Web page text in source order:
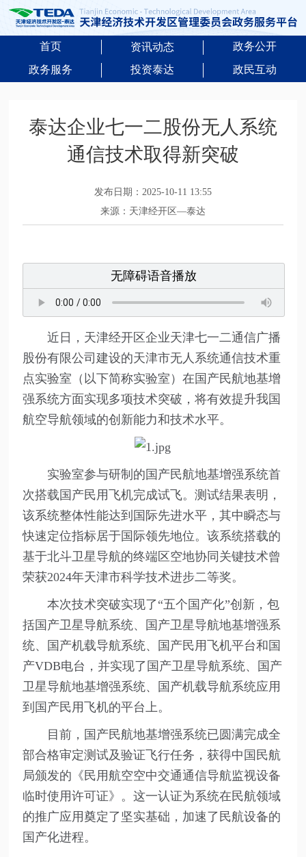
首页 资讯动态
政务公开
政务服务
投资泰达 政民互动
泰达企业七一二股份无人系统
通信技术取得新突破
发布日期：2025-10-11 13:55
来源：天津经开区—泰达
无障碍语音播放
近日，天津经开区企业天津七一二通信广播
股份有限公司建设的天津市无人系统通信技术重
点实验室（以下简称实验室）在国产民航地基增
强系统方面实现多项技术突破，将有效提升我国
航空导航领域的创新能力和技术水平。
实验室参与研制的国产民航地基增强系统首
次搭载国产民用飞机完成试飞。测试结果表明，
该系统整体性能达到国际先进水平，其中瞬态与
快速定位指标居于国际领先地位。该系统搭载的
基于北斗卫星导航的终端区空地协同关键技术曾
荣获2024年天津市科学技术进步二等奖。
本次技术突破实现了“五个国产化”创新，包
括国产卫星导航系统、国产卫星导航地基增强系
统、国产机载导航系统、国产民用飞机平台和国
产VDB电台，并实现了国产卫星导航系统、国产
卫星导航地基增强系统、国产机载导航系统应用
到国产民用飞机的平台上。
目前，国产民航地基增强系统已圆满完成全
部合格审定测试及验证飞行任务，获得中国民航
局颁发的《民用航空空中交通通信导航监视设备
临时使用许可证》。这一认证为系统在民航领域
的推广应用奠定了坚实基础，加速了民航设备的
国产化进程。